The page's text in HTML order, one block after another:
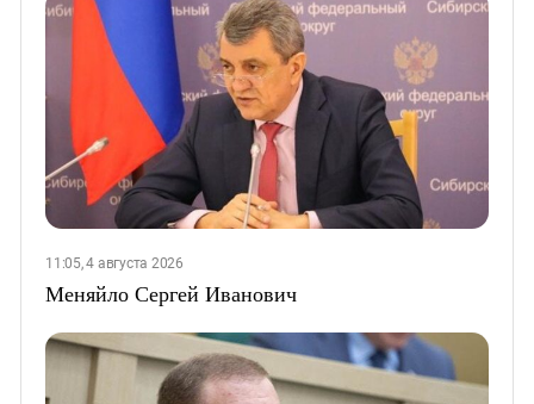
11:05, 4 августа 2026
Меняйло Сергей Иванович